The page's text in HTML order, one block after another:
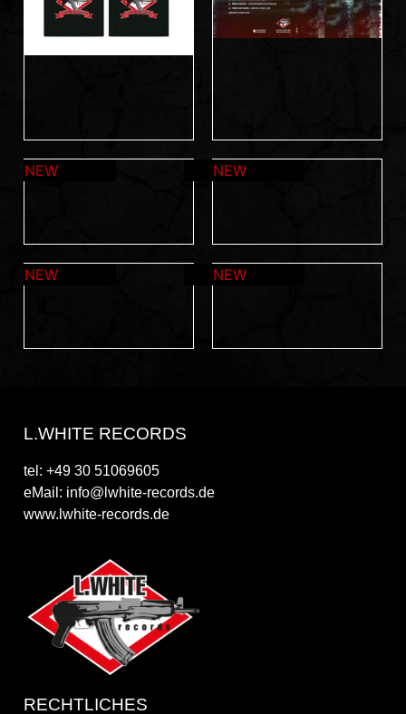
L.WHITE RECORDS
tel: +49 30 51069605
eMail: info@lwhite-records.de
www.lwhite-records.de
RECHTLICHES